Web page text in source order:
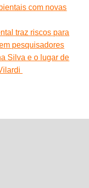
com novas
traz riscos para
pesquisadores
Silva e o lugar de